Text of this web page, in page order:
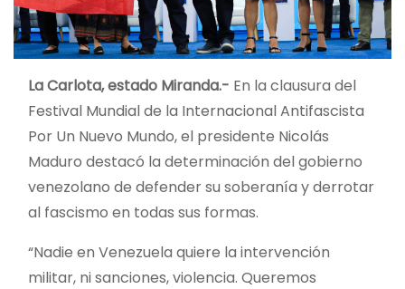
La Carlota, estado Miranda.- En la clausura del
Festival Mundial de la Internacional Antifascista
Por Un Nuevo Mundo, el presidente Nicolás
Maduro destacó la determinación del gobierno
venezolano de defender su soberanía y derrotar
al fascismo en todas sus formas.
“Nadie en Venezuela quiere la intervención
militar, ni sanciones, violencia. Queremos